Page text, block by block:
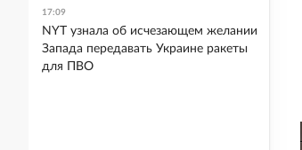
17:09
NYT узнала об исчезающем желании
Запада передавать Украине ракеты
для ПВО